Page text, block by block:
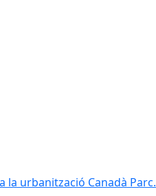
la urbanització Canadà Parc.